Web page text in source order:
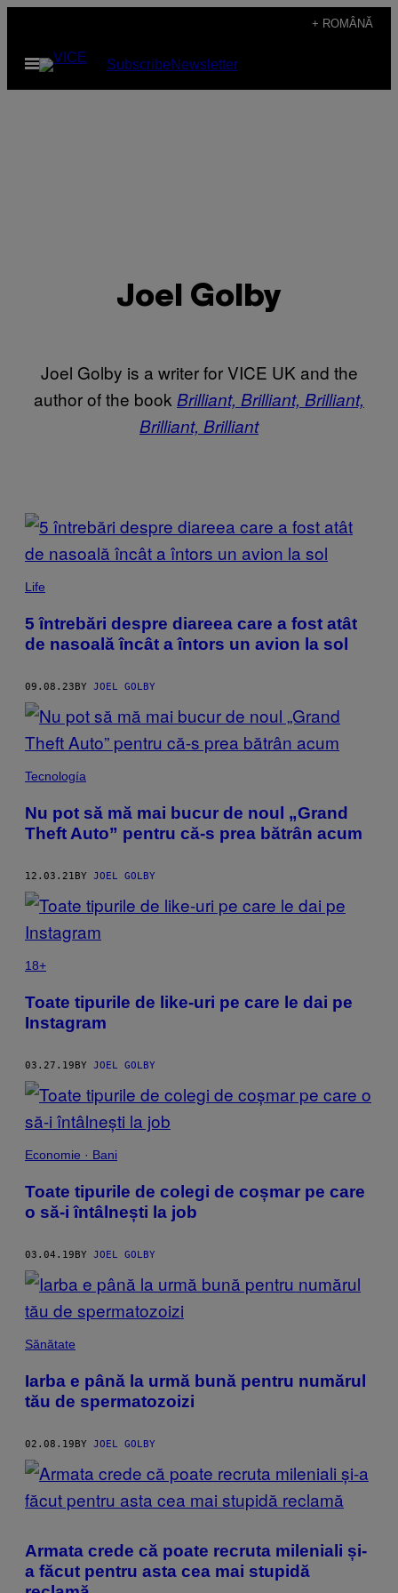
content
+ ROMÂNĂ
Open
Menu
SubscribeNewsletter
Joel Golby
Joel Golby is a writer for VICE UK and the
author of the book Brilliant, Brilliant, Brilliant,
Brilliant, Brilliant
POSTS
BY
THIS
AUTHOR
Life
5 întrebări despre diareea care a fost atât
de nasoală încât a întors un avion la sol
09.08.23BY JOEL GOLBY
Tecnología
Nu pot să mă mai bucur de noul „Grand
Theft Auto” pentru că-s prea bătrân acum
12.03.21BY JOEL GOLBY
18+
Toate tipurile de like-uri pe care le dai pe
Instagram
03.27.19BY JOEL GOLBY
Economie · Bani
Toate tipurile de colegi de coșmar pe care
o să-i întâlnești la job
03.04.19BY JOEL GOLBY
Sănătate
Iarba e până la urmă bună pentru numărul
tău de spermatozoizi
02.08.19BY JOEL GOLBY
Armata crede că poate recruta mileniali și-
a făcut pentru asta cea mai stupidă